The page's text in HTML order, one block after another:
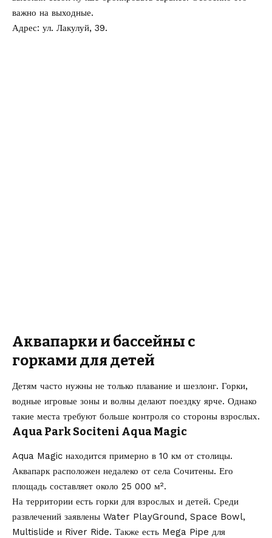
важно на выходные.
Адрес: ул. Лакулуй, 39.
Аквапарки и бассейны с
горками для детей
Детям часто нужны не только плавание и шезлонг. Горки,
водные игровые зоны и волны делают поездку ярче. Однако
такие места требуют больше контроля со стороны взрослых.
Aqua Park Sociteni Aqua Magic
Aqua Magic находится примерно в 10 км от столицы.
Аквапарк расположен недалеко от села Сочитены. Его
площадь составляет около 25 000 м².
На территории есть горки для взрослых и детей. Среди
развлечений заявлены Water PlayGround, Space Bowl,
Multislide и River Ride. Также есть Mega Pipe для